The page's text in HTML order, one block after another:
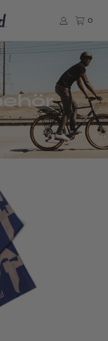
0